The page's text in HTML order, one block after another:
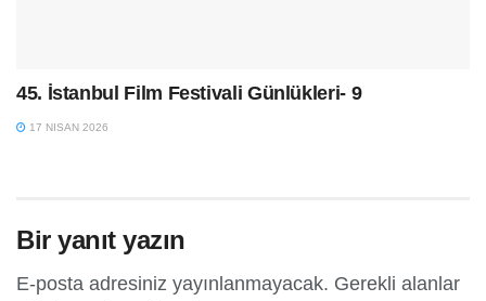
45. İstanbul Film Festivali Günlükleri- 9
17 NISAN 2026
Bir yanıt yazın
E-posta adresiniz yayınlanmayacak. Gerekli alanlar